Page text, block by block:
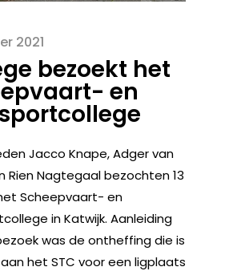
2021
bezoekt het
en
Jacco Knape, Adger van
Rien Nagtegaal bezochten 13
Scheepvaart- en
in Katwijk. Aanleiding
was de ontheffing die is
het STC voor een ligplaats